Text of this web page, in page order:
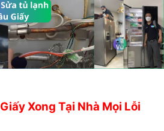
Xong Tại Nhà Mọi Lỗi